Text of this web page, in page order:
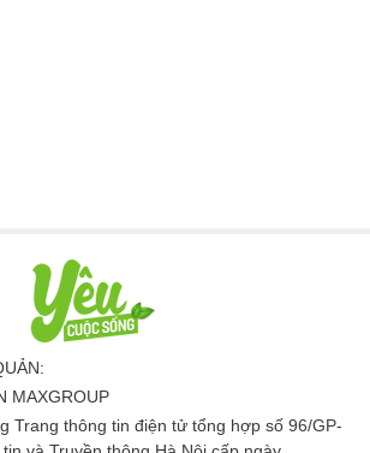
MAXGROUP
Trang thông tin điện tử tổng hợp số 96/GP-